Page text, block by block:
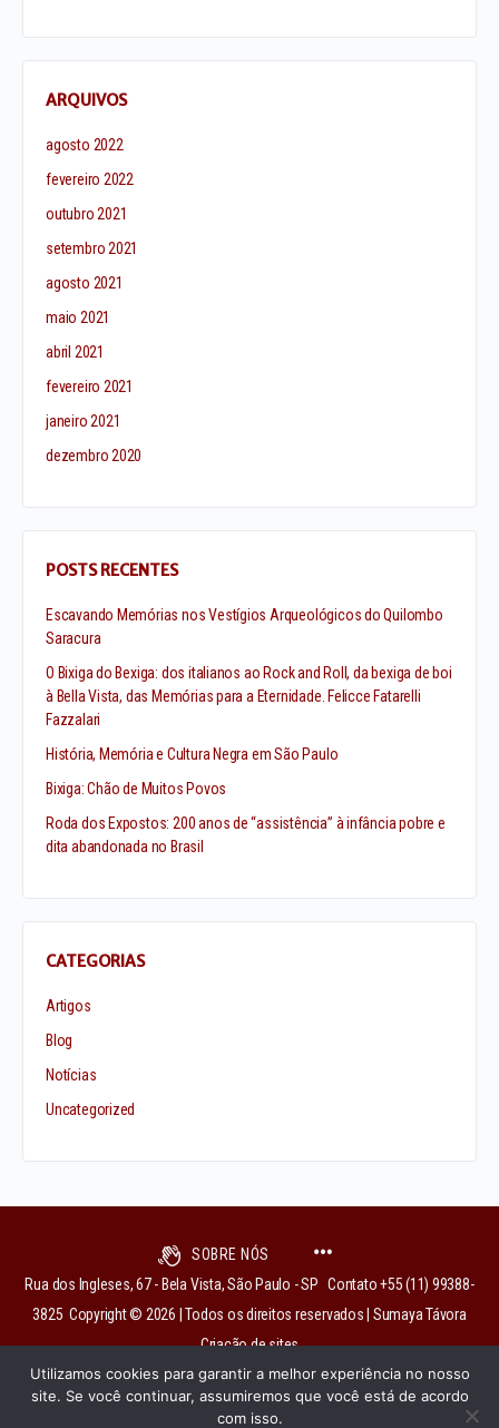
ARQUIVOS
agosto 2022
fevereiro 2022
outubro 2021
setembro 2021
agosto 2021
maio 2021
abril 2021
fevereiro 2021
janeiro 2021
dezembro 2020
POSTS RECENTES
Escavando Memórias nos Vestígios Arqueológicos do Quilombo
Saracura
O Bixiga do Bexiga: dos italianos ao Rock and Roll, da bexiga de boi
à Bella Vista, das Memórias para a Eternidade. Felicce Fatarelli
Fazzalari
História, Memória e Cultura Negra em São Paulo
Bixiga: Chão de Muitos Povos
Roda dos Expostos: 200 anos de “assistência” à infância pobre e
dita abandonada no Brasil
CATEGORIAS
Artigos
Blog
Notícias
Uncategorized
SOBRE NÓS
Rua dos Ingleses, 67 - Bela Vista, São Paulo - SP Contato +55 (11) 99388-
3825 Copyright © 2026 | Todos os direitos reservados | Sumaya Távora
Criação de sites
Utilizamos cookies para garantir a melhor experiência no nosso
site. Se você continuar, assumiremos que você está de acordo
com isso.